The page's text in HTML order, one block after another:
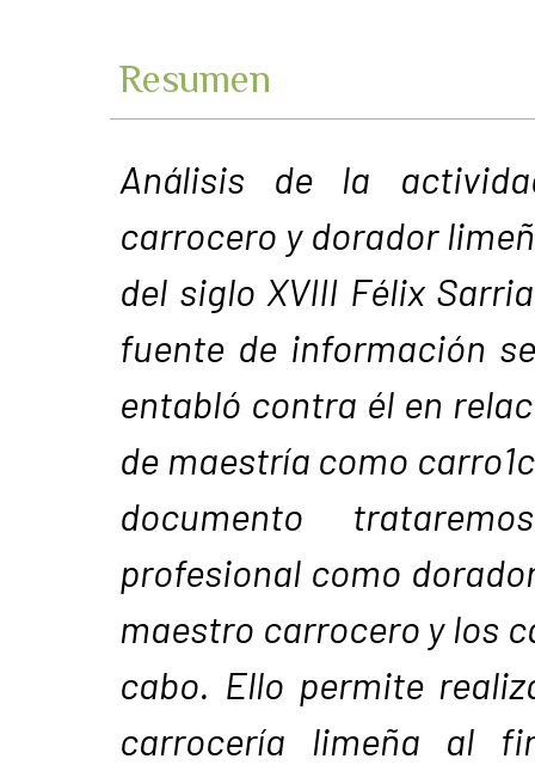
Resumen
Análisis de la
carrocero y dorador
del siglo XVIII Félix
fuente de información
entabló contra él en
de maestría como
documento
profesional como
maestro carrocero y los
cabo. Ello permite
carrocería limeña al